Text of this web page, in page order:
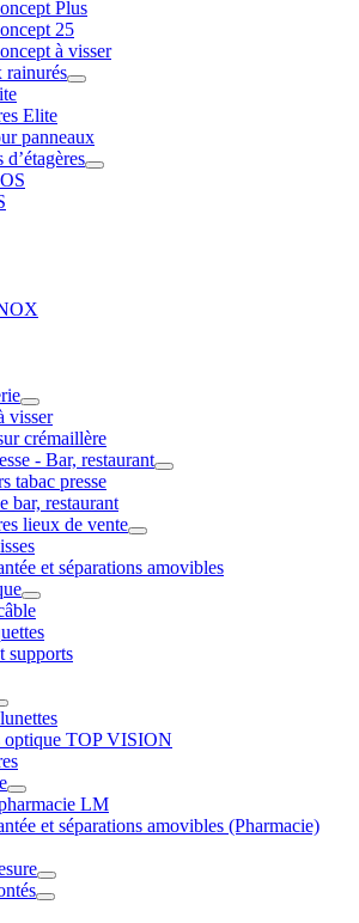
Plus
25
à visser
rainurés
Elite
panneaux
d’étagères
visser
crémaillère
- Bar, restaurant
tabac presse
bar, restaurant
lieux de vente
et séparations amovibles
supports
optique TOP VISION
LM
et séparations amovibles (Pharmacie)